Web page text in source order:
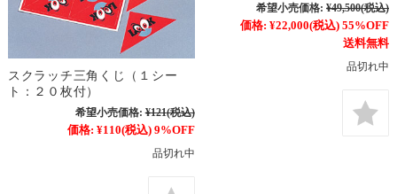
スクラッチ三角くじ（１シー
ト：２０枚付）
希望小売価格: ¥121(税込)
価格: ¥110(税込) 9%OFF
品切れ中
希望小売価格: ¥49,500(税込)
価格: ¥22,000(税込) 55%OFF
送料無料
品切れ中